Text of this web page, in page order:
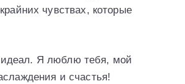
чувствах, которые
идеал. Я люблю тебя, мой
и счастья!